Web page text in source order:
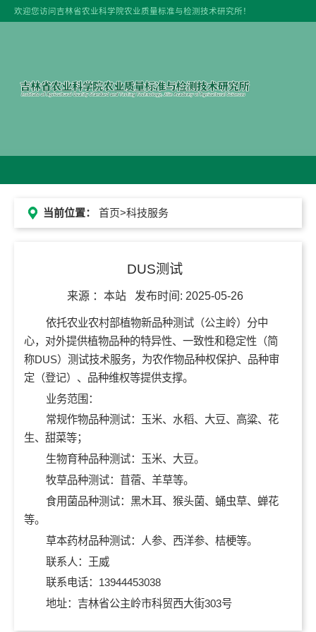
欢迎您访问吉林省农业科学院农业质量标准与检测技术研究所！
当前位置： 首页>科技服务
DUS测试
来源 ： 本站 发布时间: 2025-05-26
依托农业农村部植物新品种测试（公主岭）分中
心，对外提供植物品种的特异性、一致性和稳定性（简
称DUS）测试技术服务，为农作物品种权保护、品种审
定（登记）、品种维权等提供支撑。
业务范围：
常规作物品种测试：玉米、水稻、大豆、高粱、花
生、甜菜等；
生物育种品种测试：玉米、大豆。
牧草品种测试：苜蓿、羊草等。
食用菌品种测试：黑木耳、猴头菌、蛹虫草、蝉花
等。
草本药材品种测试：人参、西洋参、桔梗等。
联系人：王威
联系电话：13944453038
地址：吉林省公主岭市科贸西大街303号